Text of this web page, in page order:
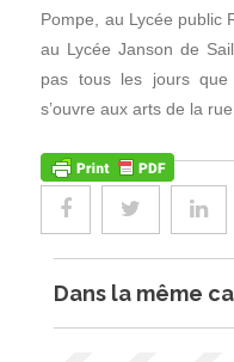
Pompe, au Lycée public
au Lycée Janson de
pas tous les jours
s’ouvre aux arts de la
Dans la même